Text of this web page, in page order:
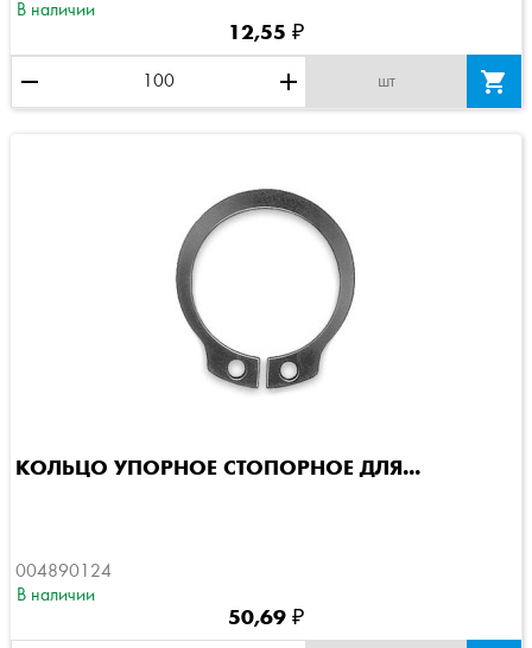
В наличии
12,55 ₽
remove add шт 
КОЛЬЦО УПОРНОЕ СТОПОРНОЕ ДЛЯ...
004890124
В наличии
50,69 ₽